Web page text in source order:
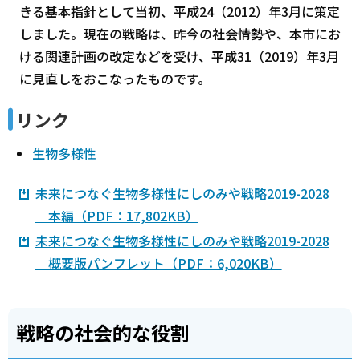
きる基本指針として当初、平成24（2012）年3月に策定
しました。現在の戦略は、昨今の社会情勢や、本市にお
ける関連計画の改定などを受け、平成31（2019）年3月
に見直しをおこなったものです。
リンク
生物多様性
未来につなぐ生物多様性にしのみや戦略2019-2028
本編（PDF：17,802KB）
未来につなぐ生物多様性にしのみや戦略2019-2028
概要版パンフレット（PDF：6,020KB）
戦略の社会的な役割